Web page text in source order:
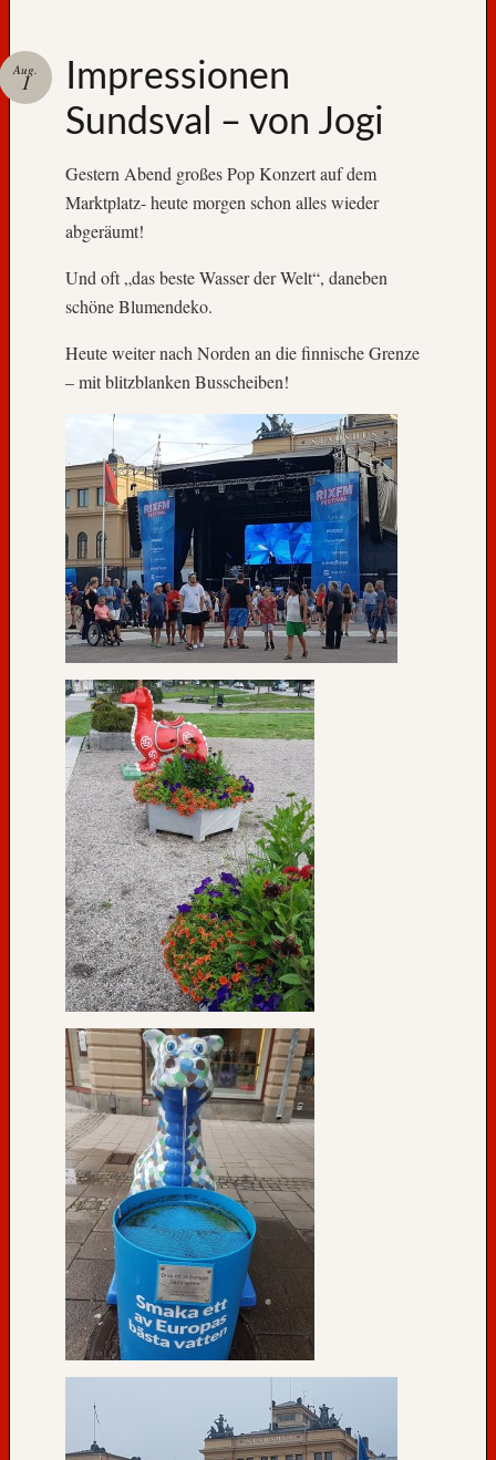
Impressionen
Sundsval – von Jogi
Aug.
1
Gestern Abend großes Pop Konzert auf dem
Marktplatz- heute morgen schon alles wieder
abgeräumt!
Und oft „das beste Wasser der Welt“, daneben
schöne Blumendeko.
Heute weiter nach Norden an die finnische Grenze
– mit blitzblanken Busscheiben!